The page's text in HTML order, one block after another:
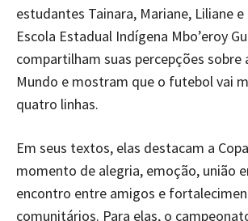
estudantes Tainara, Mariane, Liliane e
Escola Estadual Indígena Mbo’eroy
compartilham suas percepções sobre
Mundo e mostram que o futebol vai
quatro linhas.
Em seus textos, elas destacam a
momento de alegria, emoção, união
encontro entre amigos e
comunitários. Para elas, o